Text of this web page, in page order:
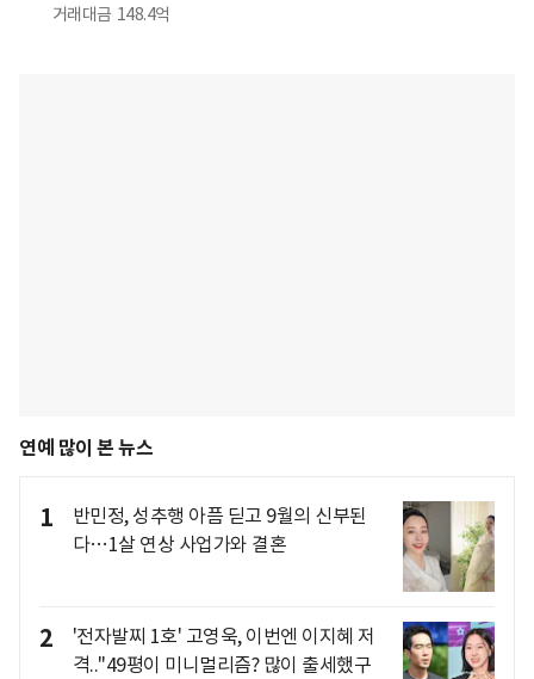
거래대금 148.4억
연예 많이 본 뉴스
1
반민정, 성추행 아픔 딛고 9월의 신부된
다…1살 연상 사업가와 결혼
2
'전자발찌 1호' 고영욱, 이번엔 이지혜 저
격.."49평이 미니멀리즘? 많이 출세했구